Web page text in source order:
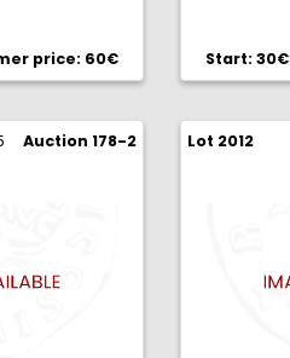
price: 60€ Start: 30€
Auction 178-2 Lot 2012